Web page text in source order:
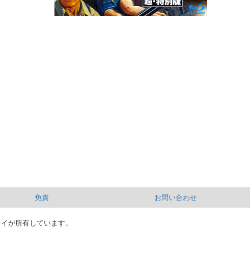
免責 お問い合わせ
が所有しています。